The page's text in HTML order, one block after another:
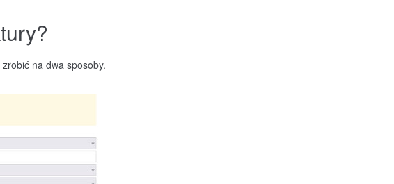
na dwa sposoby.